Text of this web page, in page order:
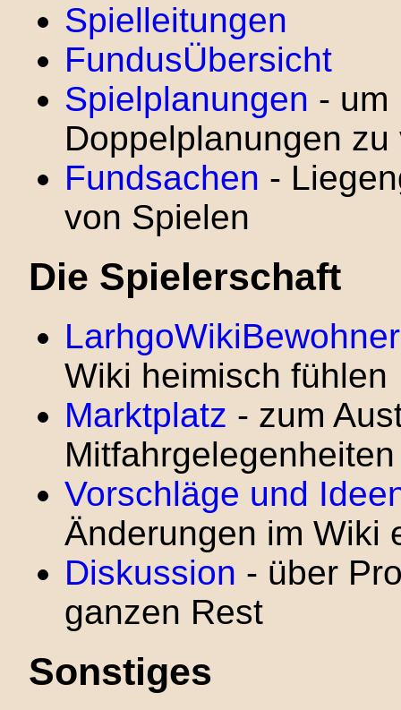
Spielleitungen
FundusÜbersicht
Spielplanungen - um
Doppelplanungen
Fundsachen -
von Spielen
Die Spielerschaft
LarhgoWikiBewohner
Wiki heimisch fühlen
Marktplatz - zum
Mitfahrgelegenheiten
Vorschläge und
Änderungen im Wiki
Diskussion - über
ganzen Rest
Sonstiges